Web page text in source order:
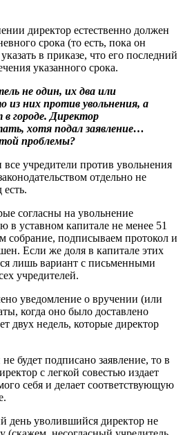
директор естественно должен
срока (то есть, пока он
в приказе, что его последний
указанного срока.
не один, их два или
из них против увольнения, а
в городе. Директор
хотя подал заявление…
проблемы?
учредители против увольнения
отдельно не
согласны на увольнение
в уставном капитале не менее 51
собрание, подписываем протокол и
Если же доля в капитале этих
лишь вариант с письменными
учредителей.
уведомление о вручении (или
когда оно было доставлено
двух недель, которые директор
будет подписано заявление, то в
с легкой совестью издает
себя и делает соответствующую
день уволившийся директор не